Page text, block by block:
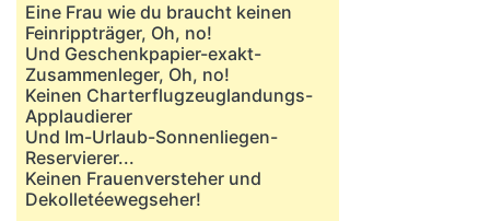
Eine Frau wie du braucht keinen
Feinrippträger, Oh, no!
Und Geschenkpapier-exakt-
Zusammenleger, Oh, no!
Keinen Charterflugzeuglandungs-
Applaudierer
Und Im-Urlaub-Sonnenliegen-
Reservierer...
Keinen Frauenversteher und
Dekolletéewegseher!